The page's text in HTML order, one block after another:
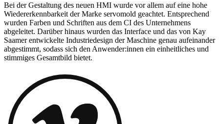
Bei der Gestaltung des neuen HMI wurde vor allem auf eine hohe
Wiedererkennbarkeit der Marke servomold geachtet. Entsprechend
wurden Farben und Schriften aus dem CI des Unternehmens
abgeleitet. Darüber hinaus wurden das Interface und das von Kay
Saamer entwickelte Industriedesign der Maschine genau aufeinander
abgestimmt, sodass sich den Anwender:innen ein einheitliches und
stimmiges Gesamtbild bietet.